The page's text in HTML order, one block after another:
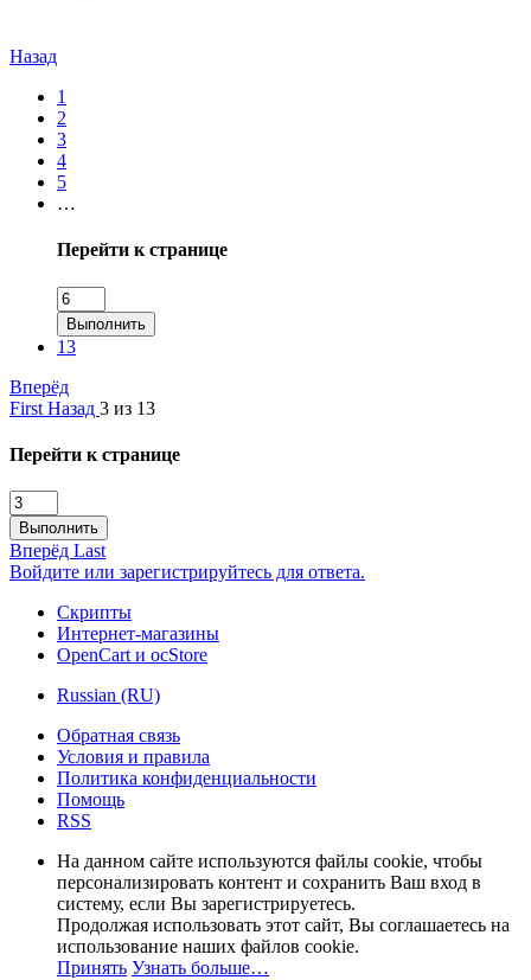
Назад
1
2
3
4
5
…
Перейти к странице
Выполнить
13
Вперёд
First Назад 3 из 13
Перейти к странице
Выполнить
Вперёд Last
Войдите или зарегистрируйтесь для ответа.
Скрипты
Интернет-магазины
OpenCart и ocStore
Russian (RU)
Обратная связь
Условия и правила
Политика конфиденциальности
Помощь
RSS
На данном сайте используются файлы cookie, чтобы
персонализировать контент и сохранить Ваш вход в
систему, если Вы зарегистрируетесь.
Продолжая использовать этот сайт, Вы соглашаетесь на
использование наших файлов cookie.
Принять Узнать больше…